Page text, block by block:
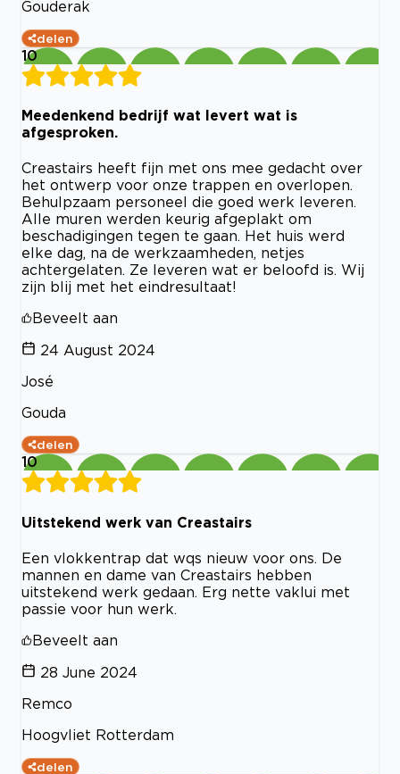
Gouderak
delen
10
Meedenkend bedrijf wat levert wat is
afgesproken.
Creastairs heeft fijn met ons mee gedacht over
het ontwerp voor onze trappen en overlopen.
Behulpzaam personeel die goed werk leveren.
Alle muren werden keurig afgeplakt om
beschadigingen tegen te gaan. Het huis werd
elke dag, na de werkzaamheden, netjes
achtergelaten. Ze leveren wat er beloofd is. Wij
zijn blij met het eindresultaat!
Beveelt aan
24 August 2024
José
Gouda
delen
10
Uitstekend werk van Creastairs
Een vlokkentrap dat wqs nieuw voor ons. De
mannen en dame van Creastairs hebben
uitstekend werk gedaan. Erg nette vaklui met
passie voor hun werk.
Beveelt aan
28 June 2024
Remco
Hoogvliet Rotterdam
delen